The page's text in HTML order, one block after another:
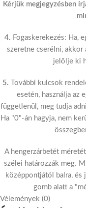
Kérjük megjegyzésben
4. Fogaskerekezés: Ha,
szeretne cserélni,
jelölje ki
5. További kulcsok
esetén, használja az
függetlenül, meg tudja
Ha "0"-án hagyja, nem
A hengerzárbetét
szélei határozzák meg.
középpontjától balra, és
gomb alatt a
Vélemények (0)